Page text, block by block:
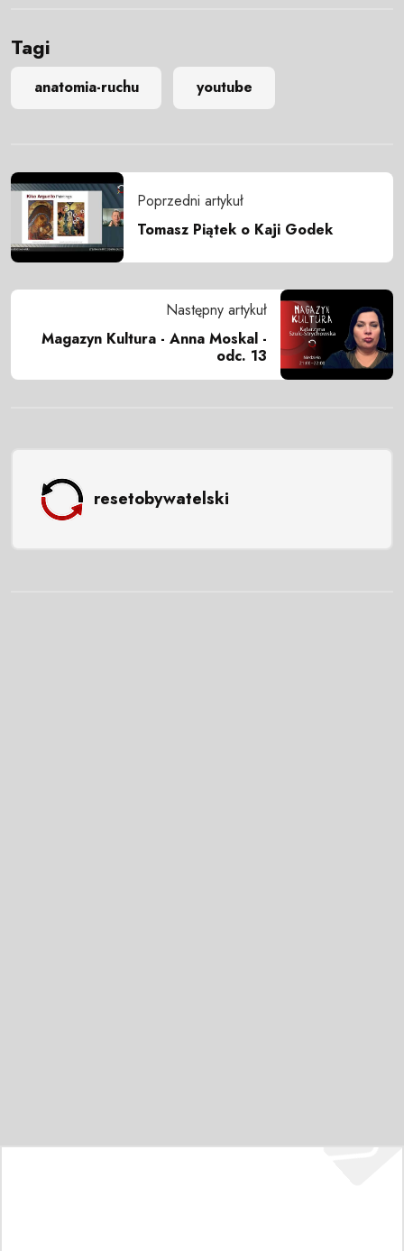
Tagi
anatomia-ruchu youtube
Poprzedni artykuł
Tomasz Piątek o Kaji Godek
Następny artykuł
Magazyn Kultura - Anna Moskal -
odc. 13
resetobywatelski